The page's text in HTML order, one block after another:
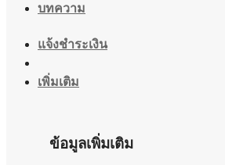
บทความ
แจ้งชำระเงิน
เพิ่มเติม
ข้อมูลเพิ่มเติม